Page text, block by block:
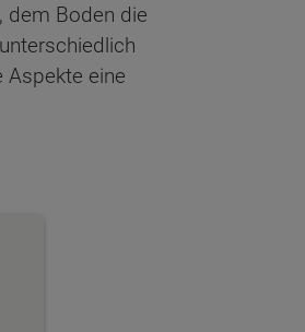
dem Boden die
Aspekte eine